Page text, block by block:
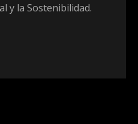
y la Sostenibilidad.